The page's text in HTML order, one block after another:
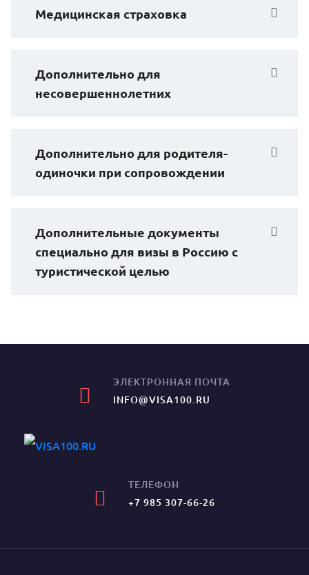
Медицинская страховка
Дополнительно для
несовершеннолетних
Дополнительно для родителя-
одиночки при сопровождении
Дополнительные документы
специально для визы в Россию с
туристической целью
ЭЛЕКТРОННАЯ ПОЧТА
INFO@VISA100.RU
ТЕЛЕФОН
+7 985 307-66-26